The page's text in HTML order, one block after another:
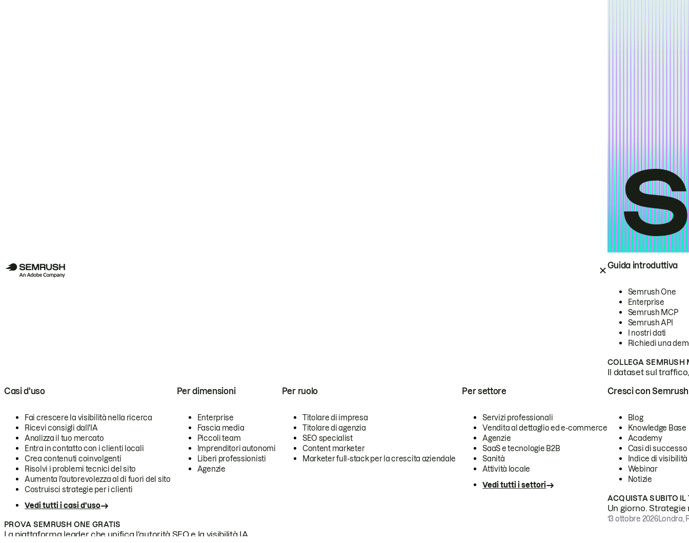
Guida introduttiva
Semrush One
Enterprise
Semrush MCP
Semrush API
I nostri dati
Richiedi una
COLLEGA SEMRUSH
Il dataset sul
Casi d'uso
Fai crescere la visibilità nella ricerca
Ricevi consigli dall'IA
Analizza il tuo mercato
Entra in contatto con i clienti locali
Crea contenuti coinvolgenti
Risolvi i problemi tecnici del sito
Aumenta l'autorevolezza al di fuori del sito
Costruisci strategie per i clienti
Vedi tutti i casi d'uso
Per dimensioni
Enterprise
Fascia media
Piccoli team
Imprenditori autonomi
Liberi professionisti
Agenzie
Per ruolo
Titolare di impresa
Titolare di agenzia
SEO specialist
Content marketer
Marketer full-stack per la crescita aziendale
Per settore
Servizi professionali
Vendita al dettaglio ed e-commerce
Agenzie
SaaS e tecnologie B2B
Sanità
Attività locale
Vedi tutti i settori
PROVA SEMRUSH ONE GRATIS
La piattaforma leader che unifica l'autorità SEO e la visibilità IA.
Cresci con Semrush
Blog
Knowledge Base
Academy
Casi di successo
Indice di visibilità
Webinar
Notizie
ACQUISTA SUBITO IL
Un giorno.
13 ottobre 2026Londra,